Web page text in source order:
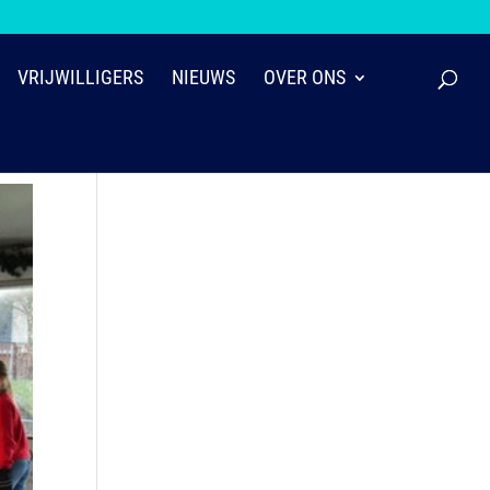
VRIJWILLIGERS NIEUWS OVER ONS